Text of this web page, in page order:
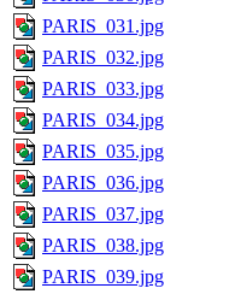
PARIS_031.jpg
PARIS_032.jpg
PARIS_033.jpg
PARIS_034.jpg
PARIS_035.jpg
PARIS_036.jpg
PARIS_037.jpg
PARIS_038.jpg
PARIS_039.jpg